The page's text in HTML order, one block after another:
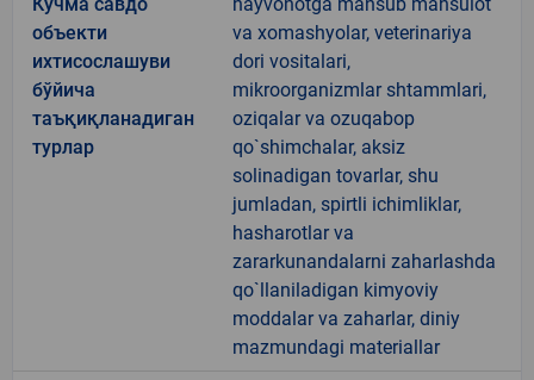
объекти
ихтисослашуви
бўйича
таъқиқланадиган
турлар
va xomashyolar, veterinariya
dori vositalari,
mikroorganizmlar shtammlari,
oziqalar va ozuqabop
qo`shimchalar, aksiz
solinadigan tovarlar, shu
jumladan, spirtli ichimliklar,
hasharotlar va
zararkunandalarni zaharlashda
qo`llaniladigan kimyoviy
moddalar va zaharlar, diniy
mazmundagi materiallar